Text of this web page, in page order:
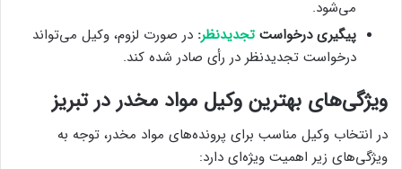
می‌شود.
پیگیری درخواست تجدیدنظر: در صورت لزوم، وکیل می‌تواند
درخواست تجدیدنظر در رأی صادر شده کند.
ویژگی‌های بهترین وکیل مواد مخدر در تبریز
در انتخاب وکیل مناسب برای پرونده‌های مواد مخدر، توجه به
ویژگی‌های زیر اهمیت ویژه‌ای دارد: